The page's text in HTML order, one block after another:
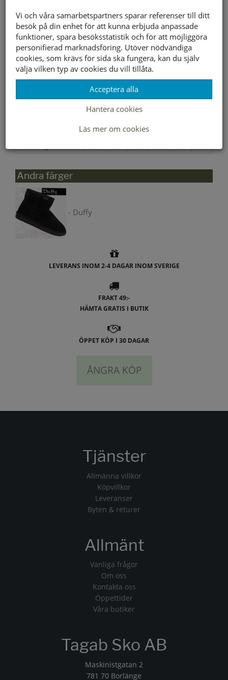
Välj storlek först
Lagerstatus per butik
Andra färger
- Duffy
LEVERANS INOM 2-4 DAGAR INOM SVERIGE
FRAKT 49:-
HÄMTA GRATIS I BUTIK
ÖPPET KÖP I 30 DAGAR
ÅNGRA KÖP
Vi och våra samarbetspartners sparar referenser till ditt
besök på din enhet för att kunna erbjuda anpassade
funktioner, spara besöksstatistik och för att möjliggöra
personifierad marknadsföring. Utöver nödvändiga
cookies, som krävs för sida ska fungera, kan du själv
välja vilken typ av cookies du vill tillåta.
Acceptera alla
Hantera cookies
Läs mer om cookies
Tjänster
Allmänna villkor
Köpvillkor
Leveranser
Byten & returer
Allmänt
Vanliga frågor
Om oss
Kontakta oss
Öppettider
Våra butiker
Tagab Sko AB
Maskinistgatan 2
781 70 Borlänge